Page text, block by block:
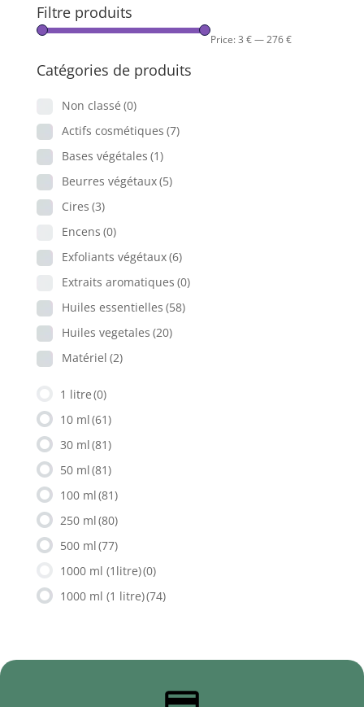
Filtre produits
Price:3 €—276 €
Catégories de produits
Non classé (0)
Actifs cosmétiques (7)
Bases végétales (1)
Beurres végétaux(5)
Cires (3)
Encens (0)
Exfoliants végétaux(6)
Extraits aromatiques (0)
Huiles essentielles (58)
Huiles vegetales (20)
Matériel (2)
1 litre(0)
10 ml(61)
30 ml(81)
50 ml(81)
100 ml(81)
250 ml(80)
500 ml(77)
1000 ml (1litre)(0)
1000 ml (1 litre)(74)